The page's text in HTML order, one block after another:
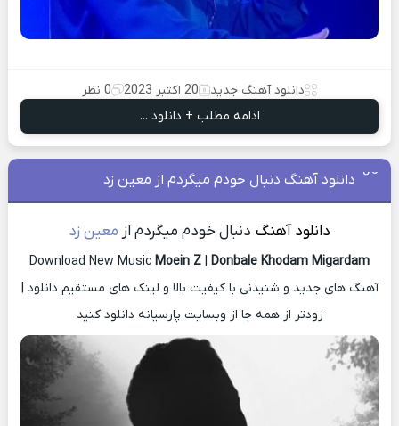
دانلود آهنگ جدید 20 اکتبر 2023
0 نظر
ادامه مطلب + دانلود ...
دانلود آهنگ دنبال خودم میگردم از معین زد
دانلود آهنگ دنبال خودم میگردم از معین زد
Download New Music Moein Z Donbale Khodam Migardam
آهنگ های جدید و شنیدنی با کیفیت بالا و لینک های مستقیم دانلود |
زودتر از همه جا از وبسایت پارسیانه دانلود کنید